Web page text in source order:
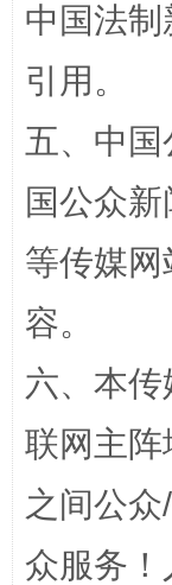
扯下
“蜀中异
中国法
引用。
五、中
国公众
等传媒
容。
六、本
联网主
之间公
众服务！